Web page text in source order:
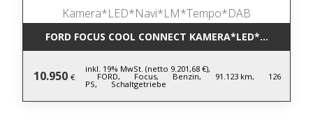
FORD FOCUS COOL CONNECT
10.950 €
inkl. 19% MwSt. (netto 9.201,68 €),
FORD, Focus, Benzin, 91.123 km, 126
PS, Schaltgetriebe